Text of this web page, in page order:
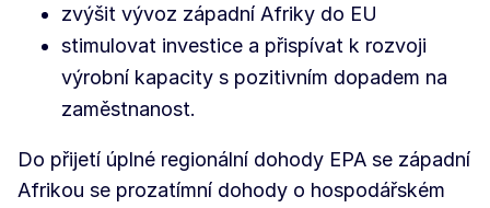
zvýšit vývoz západní Afriky do EU
stimulovat investice a přispívat k rozvoji
výrobní kapacity s pozitivním dopadem na
zaměstnanost.
Do přijetí úplné regionální dohody EPA se západní
Afrikou se prozatímní dohody o hospodářském